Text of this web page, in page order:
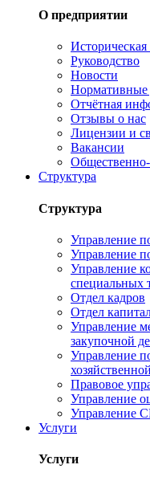
О предприятии
Историческая
Руководство
Новости
Нормативные
Отчётная
Отзывы о нас
Лицензии и
Вакансии
Общественно-
Структура
Структура
Управление
Управление
Управление
специальных
Отдел кадров
Отдел
Управление
закупочной
Управление
Правовое
Управление
Управление
Услуги
Услуги